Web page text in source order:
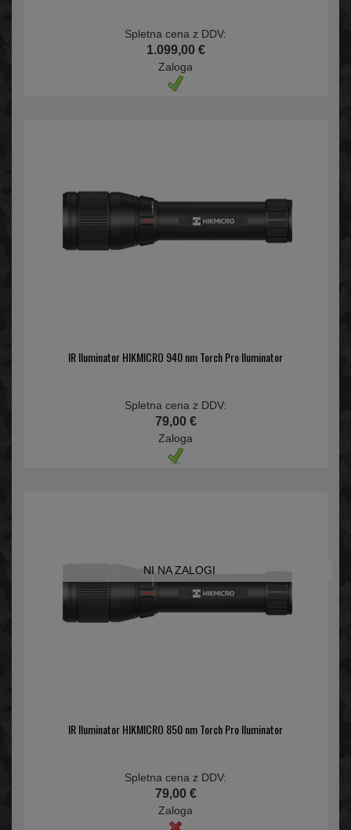
Spletna cena z DDV:
1.099,00 €
Zaloga
IR Iluminator HIKMICRO 940 nm Torch Pro Iluminator
Spletna cena z DDV:
79,00 €
Zaloga
NI NA ZALOGI
IR Iluminator HIKMICRO 850 nm Torch Pro Iluminator
Spletna cena z DDV:
79,00 €
Zaloga